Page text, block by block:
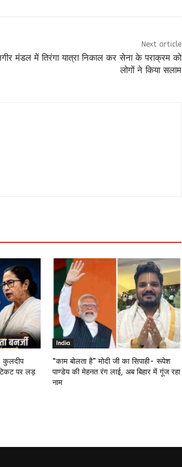
Next article
मंडल में तिरंगा यात्रा निकाल कर सेना के पराक्रम को
लोगों ने किया सलाम
कुलदीप
पर लड़
India
“काम बोलता है” मोदी जी का सिपाही- रूपेश
पाण्डेय की मेहनत रंग लाई, अब बिहार में गूंज रहा
नाम